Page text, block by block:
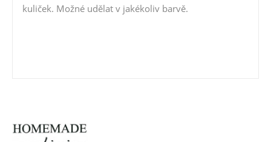
kuliček. Možné udělat v jakékoliv barvě.